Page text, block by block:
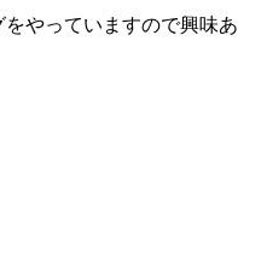
やっていますので興味あ